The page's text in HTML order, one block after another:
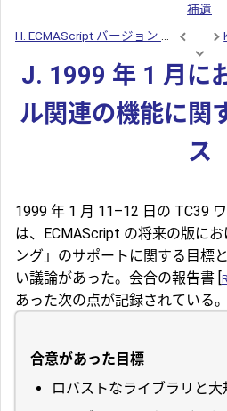
補遺
J. 1999 年 1 月に
ル関連の機能に関
ス
1999 年 1 月 11–12 日の TC39
は、ECMAScript の将来の版に
ング」のサポートに関する目標
い議論があった。会合の報告書 [
あった次の点が記録されている。
合意があった目標
ロバストなライブラリと